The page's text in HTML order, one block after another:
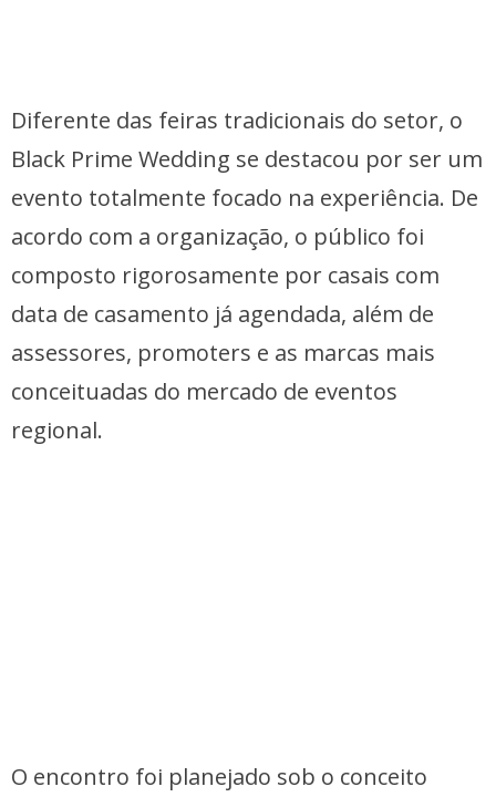
Diferente das feiras tradicionais do setor, o
Black Prime Wedding se destacou por ser um
evento totalmente focado na experiência. De
acordo com a organização, o público foi
composto rigorosamente por casais com
data de casamento já agendada, além de
assessores, promoters e as marcas mais
conceituadas do mercado de eventos
regional.
O encontro foi planejado sob o conceito